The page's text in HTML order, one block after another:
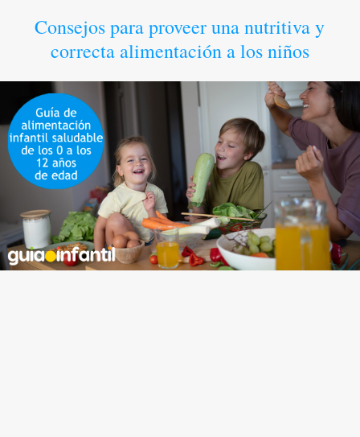
Consejos para proveer una nutritiva y
correcta alimentación a los niños